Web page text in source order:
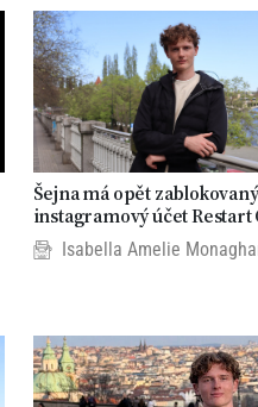
Šejna má opět zablokovaný
instagramový účet Restart
Isabella Amelie